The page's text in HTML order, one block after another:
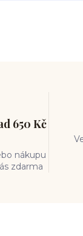
650 Kč
nákupu
zdarma